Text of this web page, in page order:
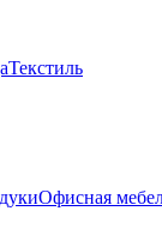
Текстиль
Офисная